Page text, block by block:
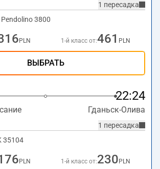
1 пересадка
Pendolino3800
PLN 1-й класс от:461 PLN
ВЫБРАТЬ
22:24
Гданьск-Олива
1 пересадка
35104
PLN 1-й класс от:230 PLN